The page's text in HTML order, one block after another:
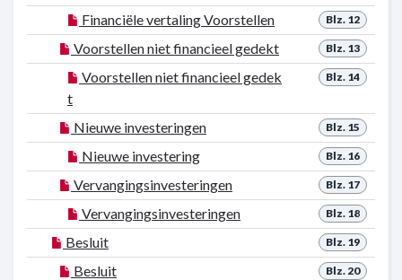
Blz. 12
Financiële vertaling Voorstellen
Blz. 13
Voorstellen niet financieel gedekt
Blz. 14
Voorstellen niet financieel gedek
t
Blz. 15
Nieuwe investeringen
Blz. 16
Nieuwe investering
Blz. 17
Vervangingsinvesteringen
Blz. 18
Vervangingsinvesteringen
Blz. 19
Besluit
Blz. 20
Besluit